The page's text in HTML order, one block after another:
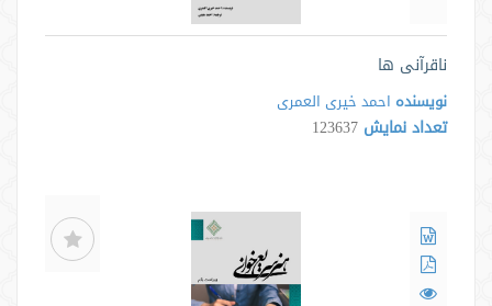
ناقرآنی ها
نویسنده احمد خیری العمری
تعداد نمایش 123637